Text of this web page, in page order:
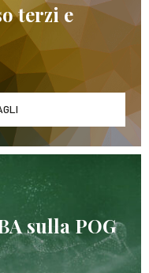
terzi e
sulla POG